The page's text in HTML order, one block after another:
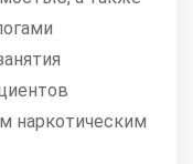
наркотическим